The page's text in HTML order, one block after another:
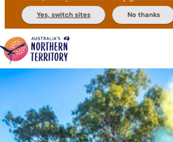
Yes, switch sites No thanks
メ
イ
ア
ー
ズ
ロ
ッ
ク
ダ
ー
ウ
ィ
ン
リ
ス
ス
プ
リ
ン
グ
ズ
カ
カ
ド
ゥ
国
立
公
園
チ
フ
ィ
ー
ル
ド
国
立
公
ワ
タ
ル
カ
国
立
公
テ
ィ
ニ
ト
ミ
ル
ク
ル
ル
/
デ
ビ
ル
ズ・
マ
ー
ジ
ジ
ャ/
ウ
ェ
ス
ト
マ
ク
ド
住
民
文
化
体
験
ド
＆
ド
リ
ン
ク
ィ
バ
ル
と
イ
ベ
ン
ト
ア・
ア
ク
テ
ィ
ビ
テ
ィ
自
然
と
野
生
生
歴
史
と
伝
ラ
グ
ジ
ュ
ア
リ
キ
ャ
ン
ピ
ン
グ
&
宿
泊
施
設
ド
同
行
ツ
ア
ー
通
機
関
＆
レ
ン
タ
ル
プ
ラ
ン
＆
オ
フ
ァ
ー